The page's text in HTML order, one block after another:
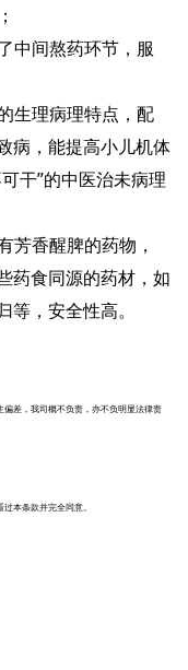
中间熬药环节，服
生理病理特点，配
病，能提高小儿机体
干”的中医治未病理
芳香醒脾的药物，
药食同源的药材，如
，安全性高。
差，我司概不负责，亦不负明显法律责
本条款并完全同意。